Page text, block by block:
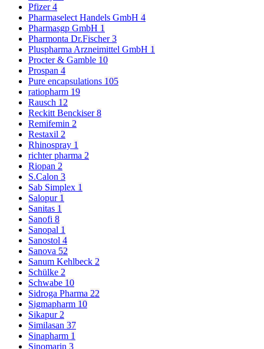
Pfizer4
Pharmaselect Handels GmbH 4
Pharmasgp GmbH 1
Pharmonta Dr.Fischer3
Pluspharma Arzneimittel GmbH 1
Procter & Gamble 10
Prospan 4
Pure encapsulations 105
ratiopharm 19
Rausch 12
Reckitt Benckiser8
Remifemin 2
Restaxil 2
Rhinospray 1
richter pharma 2
Riopan 2
S.Calon 3
Sab Simplex 1
Salopur 1
Sanitas 1
Sanofi 8
Sanopal 1
Sanostol 4
Sanova 52
Sanum Kehlbeck 2
Schülke 2
Schwabe 10
Sidroga Pharma 22
Sigmapharm 10
Sikapur 2
Similasan 37
Sinapharm 1
Sinomarin 3